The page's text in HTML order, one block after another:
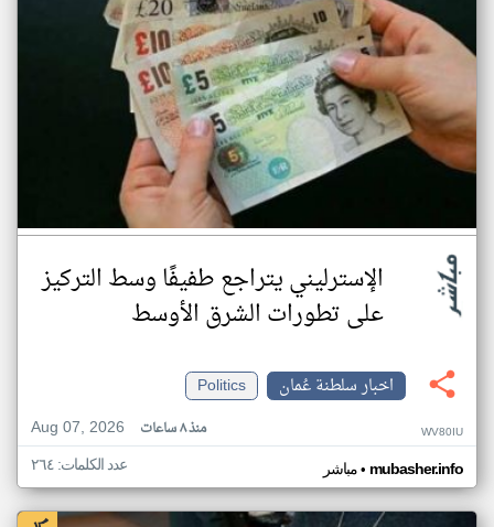
الإسترليني يتراجع طفيفًا وسط التركيز
على تطورات الشرق الأوسط
اخبار سلطنة عُمان
Politics
Aug 07, 2026
منذ ٨ ساعات WV80IU
مباشر• mubasher.info عدد الكلمات: ٢٦٤